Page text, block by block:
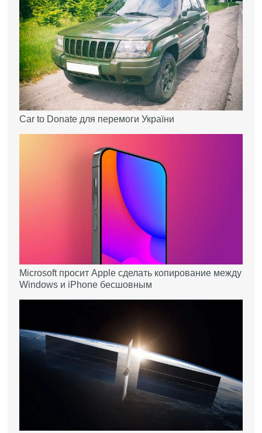
Car to Donate для перемоги України
Microsoft просит Apple сделать копирование между
Windows и iPhone бесшовным